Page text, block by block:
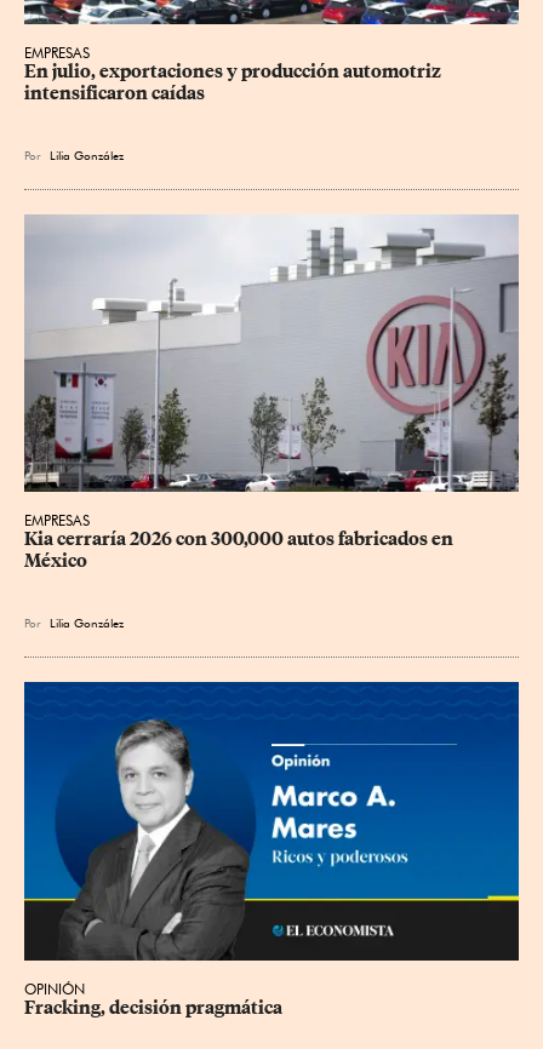
EMPRESAS
En julio, exportaciones y producción automotriz
intensificaron caídas
Por Lilia González
EMPRESAS
Kia cerraría 2026 con 300,000 autos fabricados en
México
Por Lilia González
OPINIÓN
Fracking, decisión pragmática